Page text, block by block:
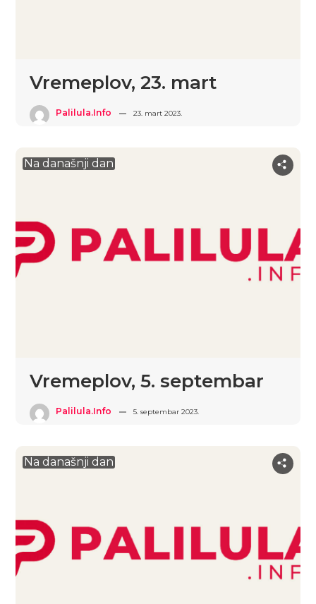
Vremeplov, 23. mart
Palilula.info 23. mart 2023.
Na današnji dan
Vremeplov, 5. septembar
Palilula.info 5. septembar 2023.
Na današnji dan